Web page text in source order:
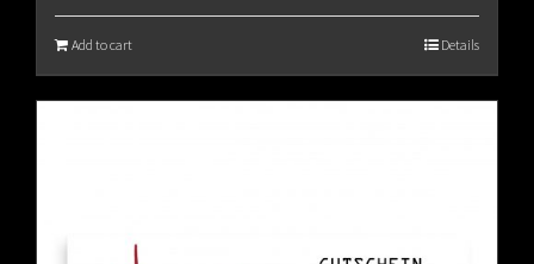
Add to cart Details